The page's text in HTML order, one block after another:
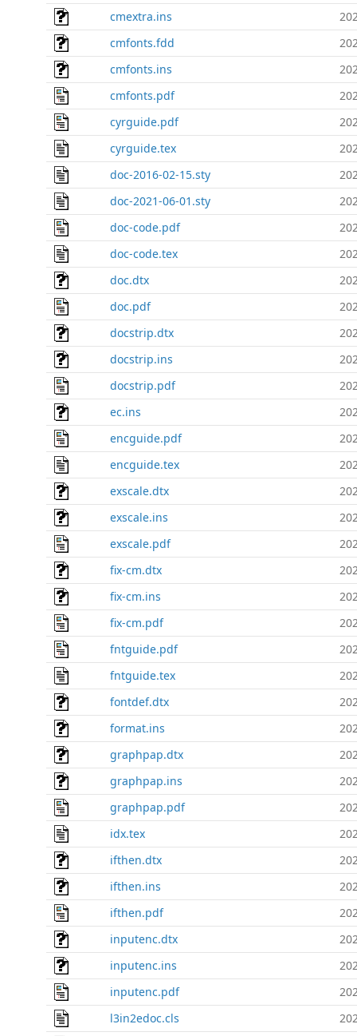
cmextra.ins
cmfonts.fdd
cmfonts.ins
cmfonts.pdf
cyrguide.pdf
cyrguide.tex
doc-2016-02-15.sty
doc-2021-06-01.sty
doc-code.pdf
doc-code.tex
doc.dtx
doc.pdf
docstrip.dtx
docstrip.ins
docstrip.pdf
ec.ins
encguide.pdf
encguide.tex
exscale.dtx
exscale.ins
exscale.pdf
fix-cm.dtx
fix-cm.ins
fix-cm.pdf
fntguide.pdf
fntguide.tex
fontdef.dtx
format.ins
graphpap.dtx
graphpap.ins
graphpap.pdf
idx.tex
ifthen.dtx
ifthen.ins
ifthen.pdf
inputenc.dtx
inputenc.ins
inputenc.pdf
l3in2edoc.cls